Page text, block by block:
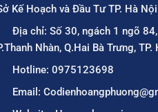
Kế Hoạch và Đầu Tư TP. Hà Nội
Địa chỉ: Số 30, ngách 1 ngõ
Nhàn, Q.Hai Bà Trưng, TP.
Hotline: 0975123698
Email: